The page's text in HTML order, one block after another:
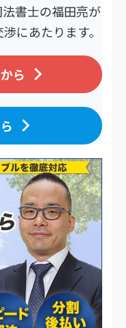
書士の福田亮が
にあたります。
ら